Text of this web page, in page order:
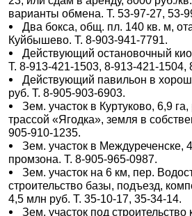
варианты обмена. Т. 53-97-27, 53-
Два бокса, общ. пл. 140 кв. м,
Куйбышево. Т. 8-903-941-7791.
Действующий остановочный
Т. 8-913-421-1503, 8-913-421-1504,
Действующий павильон в
руб. Т. 8-905-903-6903.
Зем. участок в Куртуково, 6,9
трассой «Ягодка», земля в
905-910-1235.
Зем. участок в Междуреченске,
промзона. Т. 8-905-965-0987.
Зем. участок на 6 км, пер.
строительство базы, подъезд,
4,5 млн руб. Т. 35-10-17, 35-34-14.
Зем. участок под строительство